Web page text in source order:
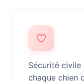
Sécurité civile
chaque chien